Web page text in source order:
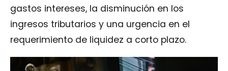
gastos intereses, la disminución en los
ingresos tributarios y una urgencia en el
requerimiento de liquidez a corto plazo.